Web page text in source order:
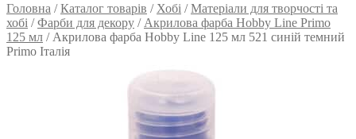
Головна /Каталог товарів / Хобі /Матеріали для творчості та
хобі /Фарби для декору / Акрилова фарба Hobby Line Primo
125 мл / Акрилова фарба Hobby Line 125 мл 521 синій темний
Primo Італія